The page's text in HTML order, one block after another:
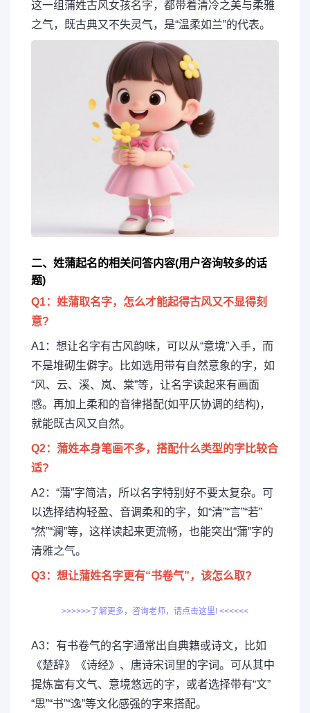
这一组蒲姓古风女孩名字，都带着清冷之美与柔雅
之气，既古典又不失灵气，是“温柔如兰”的代表。
二、姓蒲起名的相关问答内容(用户咨询较多的话
题)
Q1：姓蒲取名字，怎么才能起得古风又不显得刻
意?
A1：想让名字有古风韵味，可以从“意境”入手，而
不是堆砌生僻字。比如选用带有自然意象的字，如
“风、云、溪、岚、棠”等，让名字读起来有画面
感。再加上柔和的音律搭配(如平仄协调的结构)，
就能既古风又自然。
Q2：蒲姓本身笔画不多，搭配什么类型的字比较合
适?
A2：“蒲”字简洁，所以名字特别好不要太复杂。可
以选择结构轻盈、音调柔和的字，如“清”“言”“若”
“然”“澜”等，这样读起来更流畅，也能突出“蒲”字的
清雅之气。
Q3：想让蒲姓名字更有“书卷气”，该怎么取?
>>>>>>了解更多，咨询老师，请点击这里! <<<<<<
A3：有书卷气的名字通常出自典籍或诗文，比如
《楚辞》《诗经》、唐诗宋词里的字词。可从其中
提炼富有文气、意境悠远的字，或者选择带有“文”
“思”“书”“逸”等文化感强的字来搭配。